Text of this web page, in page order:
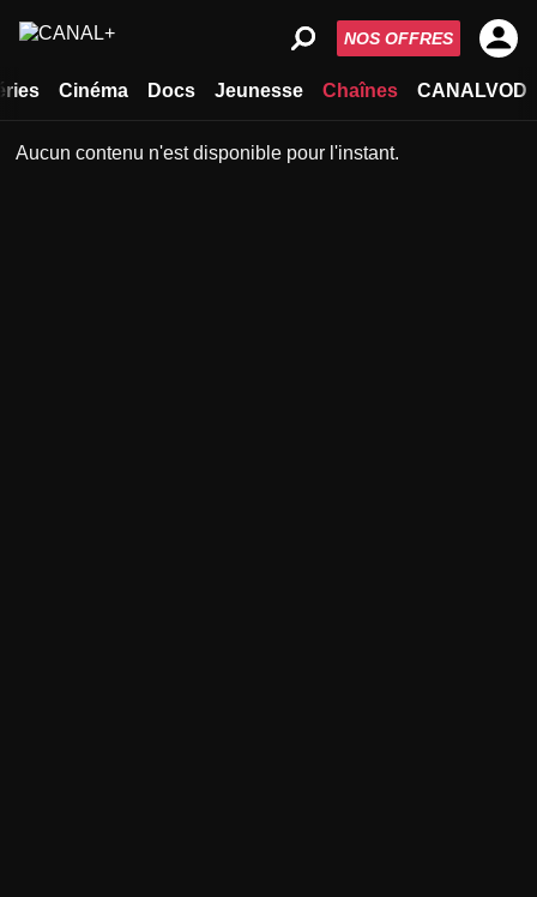
Cinéma Docs Jeunesse Chaînes CANALVOD
NOS OFFRES
Aucun contenu n'est disponible pour l'instant.